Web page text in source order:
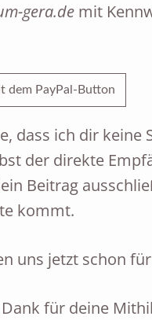
gera.demit
dass ich dir keine
der direkte
Beitrag
kommt.
uns jetzt schon
für deine